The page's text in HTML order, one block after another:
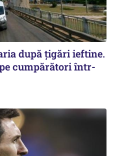
după țigări ieftine.
cumpărători într-